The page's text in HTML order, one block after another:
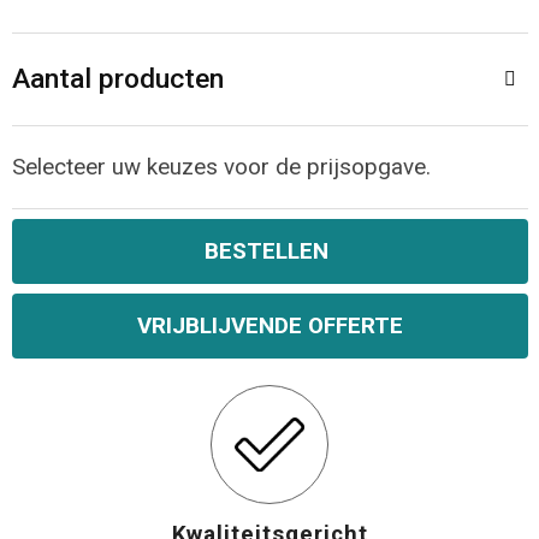
Bowlingtassen
Katoenen draagtassen
Rugzakken
Aantal producten
Selecteer uw keuzes voor de prijsopgave.
BESTELLEN
VRIJBLIJVENDE OFFERTE